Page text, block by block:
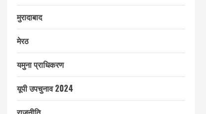
मुरादाबाद
मेरठ
यमुना प्राधिकरण
यूपी उपचुनाव 2024